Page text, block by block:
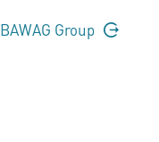
BAWAG Group